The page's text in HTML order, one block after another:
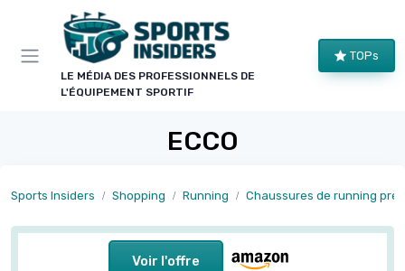
LE MÉDIA DES PROFESSIONNELS DE
L'ÉQUIPEMENT SPORTIF
TOPs
ECCO
Sports Insiders Shopping Running Chaussures de running premium
Voir l'offre
Panneau de gestion des cookies